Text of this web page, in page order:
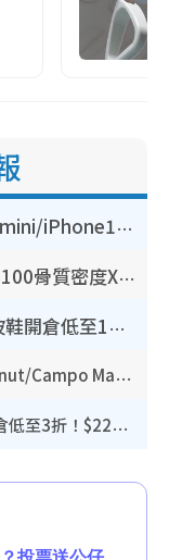
豐澤優惠勁減低至44折！Mac mini/iPhone17Pro大減價！廚房家電$220起
港大推賽馬會強化骨骼計劃！$100骨質密度X光檢查 完成免費運動訓練送超市禮券！附參加資格
開倉優惠 | 尖沙咀海港城名牌波鞋開倉低至1折！On鞋$899起／Joy&Peace鞋履$98起
開倉優惠｜銅鑼灣時代廣場Doughnut/Campo Marzio開倉低至1折！背囊、書包、手袋劈價$200起
廚具開倉｜特福Tefal廚具/家電開倉低至3折！$220起買平底鍋/炒鑊/湯煲！電飯煲/吸塵機/燙斗$418起